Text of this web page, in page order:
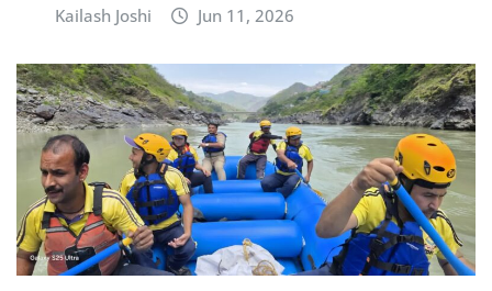
Kailash Joshi Jun 11, 2026